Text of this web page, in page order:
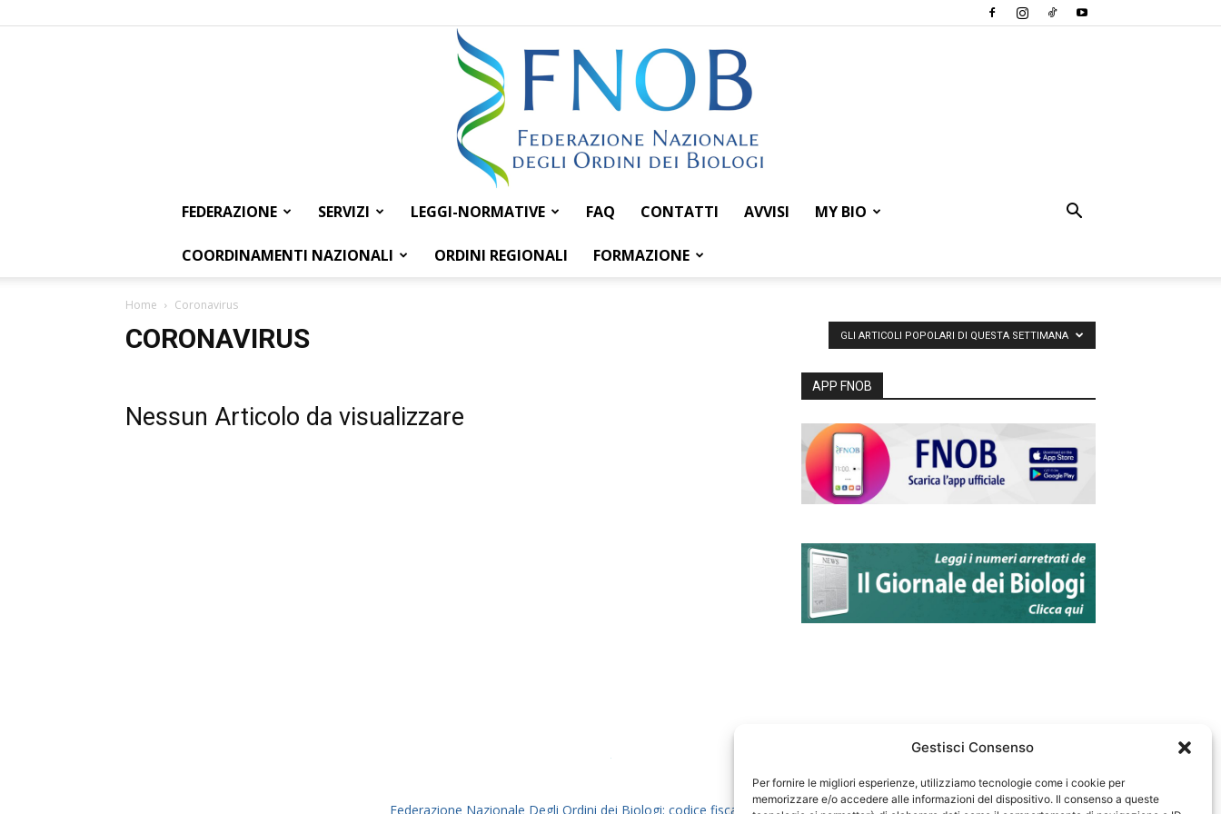
Gestisci Consenso
Per fornire le migliori esperienze, utilizziamo tecnologie come i cookie per
memorizzare e/o accedere alle informazioni del dispositivo. Il consenso a queste
Federazione
FEDERAZIONE SERVIZI LEGGI-NORMATIVE FAQ CONTATTI AVVISI MY BIO
COORDINAMENTI NAZIONALI ORDINI REGIONALI FORMAZIONE
Home Coronavirus
CORONAVIRUS GLI ARTICOLI POPOLARI DI QUESTA SETTIMANA
Nessun Articolo da visualizzare
APP FNOB
Federazione Nazionale Degli Ordini dei Biologi: codice fiscale 80069130583